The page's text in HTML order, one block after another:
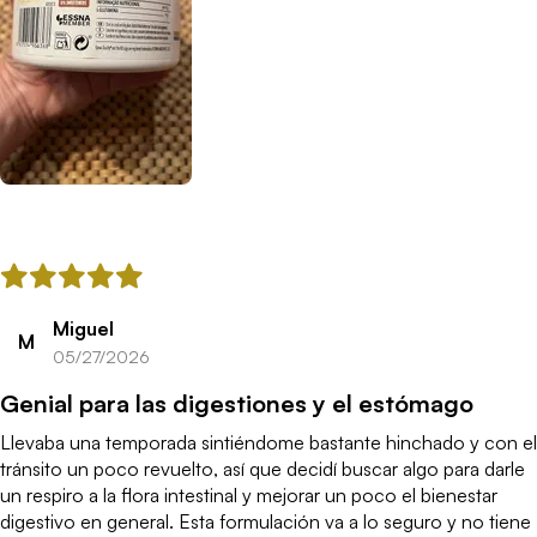
agujetas al día siguiente del entreno.Un 10 de 10
M
Miguel
05/27/2026
Genial para las digestiones y el estómago
Llevaba una temporada sintiéndome bastante hinchado y con el
tránsito un poco revuelto, así que decidí buscar algo para darle
un respiro a la flora intestinal y mejorar un poco el bienestar
digestivo en general. Esta formulación va a lo seguro y no tiene